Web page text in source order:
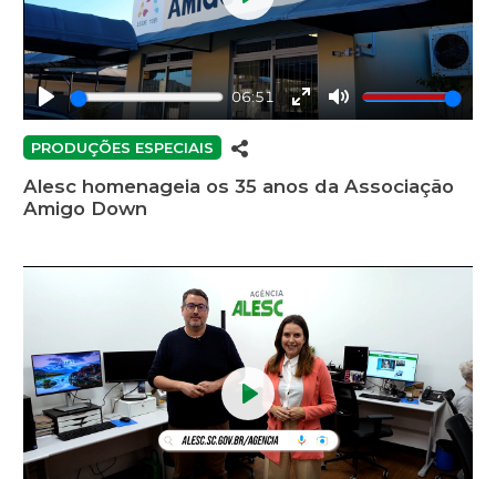
Play
06:51
EnterMute
Play
PRODUÇÕES ESPECIAIS
Alesc homenageia os 35 anos da Associação
Amigo Down
Play